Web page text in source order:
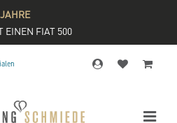
EINEN FIAT 500